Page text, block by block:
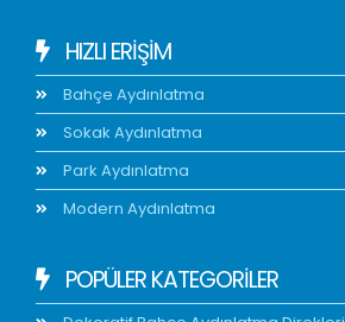
HIZLI ERIŞIM
Bahçe Aydınlatma
Sokak Aydınlatma
Park Aydınlatma
Modern Aydınlatma
POPÜLER KATEGORİLER